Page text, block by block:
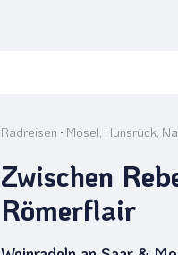
Radreisen · Mosel, Hunsrück,
Zwischen
Römerflair